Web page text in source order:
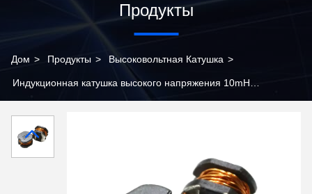
Продукты
Дом > Продукты > Высоковольтная Катушка >
Индукционная катушка высокого напряжения 10mH
питания